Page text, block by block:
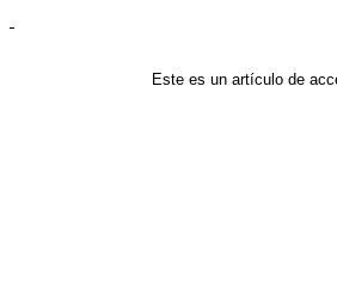
Este es un artículo de